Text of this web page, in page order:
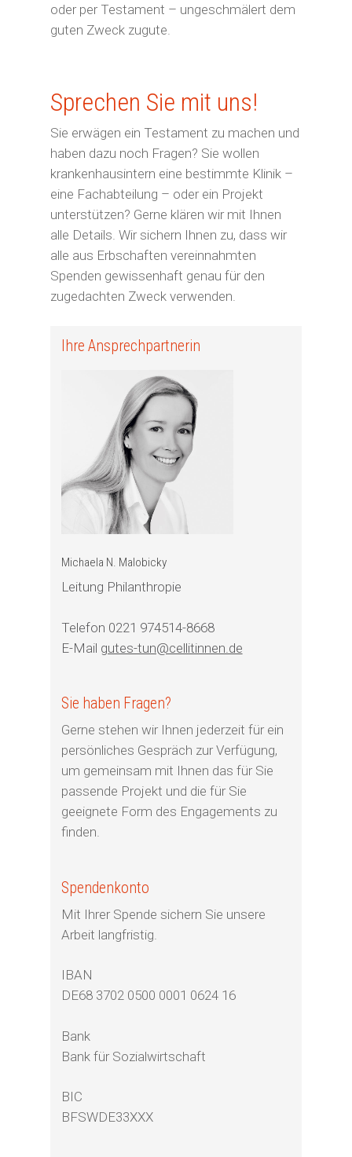
oder per Testament – ungeschmälert dem
guten Zweck zugute.
Sprechen Sie mit uns!
Sie erwägen ein Testament zu machen und
haben dazu noch Fragen? Sie wollen
krankenhausintern eine bestimmte Klinik –
eine Fachabteilung – oder ein Projekt
unterstützen? Gerne klären wir mit Ihnen
alle Details. Wir sichern Ihnen zu, dass wir
alle aus Erbschaften vereinnahmten
Spenden gewissenhaft genau für den
zugedachten Zweck verwenden.
Ihre Ansprechpartnerin
Michaela N. Malobicky
Leitung Philanthropie
Telefon 0221 974514-8668
E-Mail gutes-tun@cellitinnen.de
Sie haben Fragen?
Gerne stehen wir Ihnen jederzeit für ein
persönliches Gespräch zur Verfügung,
um gemeinsam mit Ihnen das für Sie
passende Projekt und die für Sie
geeignete Form des Engagements zu
finden.
Spendenkonto
Mit Ihrer Spende sichern Sie unsere
Arbeit langfristig.
IBAN
DE68 3702 0500 0001 0624 16
Bank
Bank für Sozialwirtschaft
BIC
BFSWDE33XXX
Eigene Aktion
Geldauflagen und
Kondolenzspende
Gutes tun
Mein Erbe tut Gutes
Geldauflagen und
Erfüllen Sie
Geschichten
Ihre Spende zeigt Wirkung
Tun Sie Gutes – wir
Über Uns
Wissenswertes
Jetzt spenden!